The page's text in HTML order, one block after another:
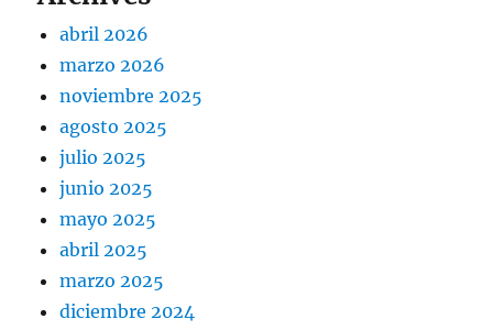
abril 2026
marzo 2026
noviembre 2025
agosto 2025
julio 2025
junio 2025
mayo 2025
abril 2025
marzo 2025
diciembre 2024